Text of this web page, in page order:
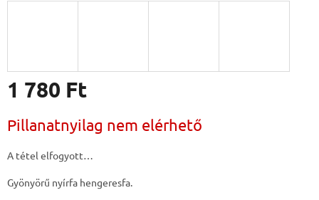
1 780 Ft
Pillanatnyilag nem elérhető
A tétel elfogyott…
Gyönyörű nyírfa hengeresfa.